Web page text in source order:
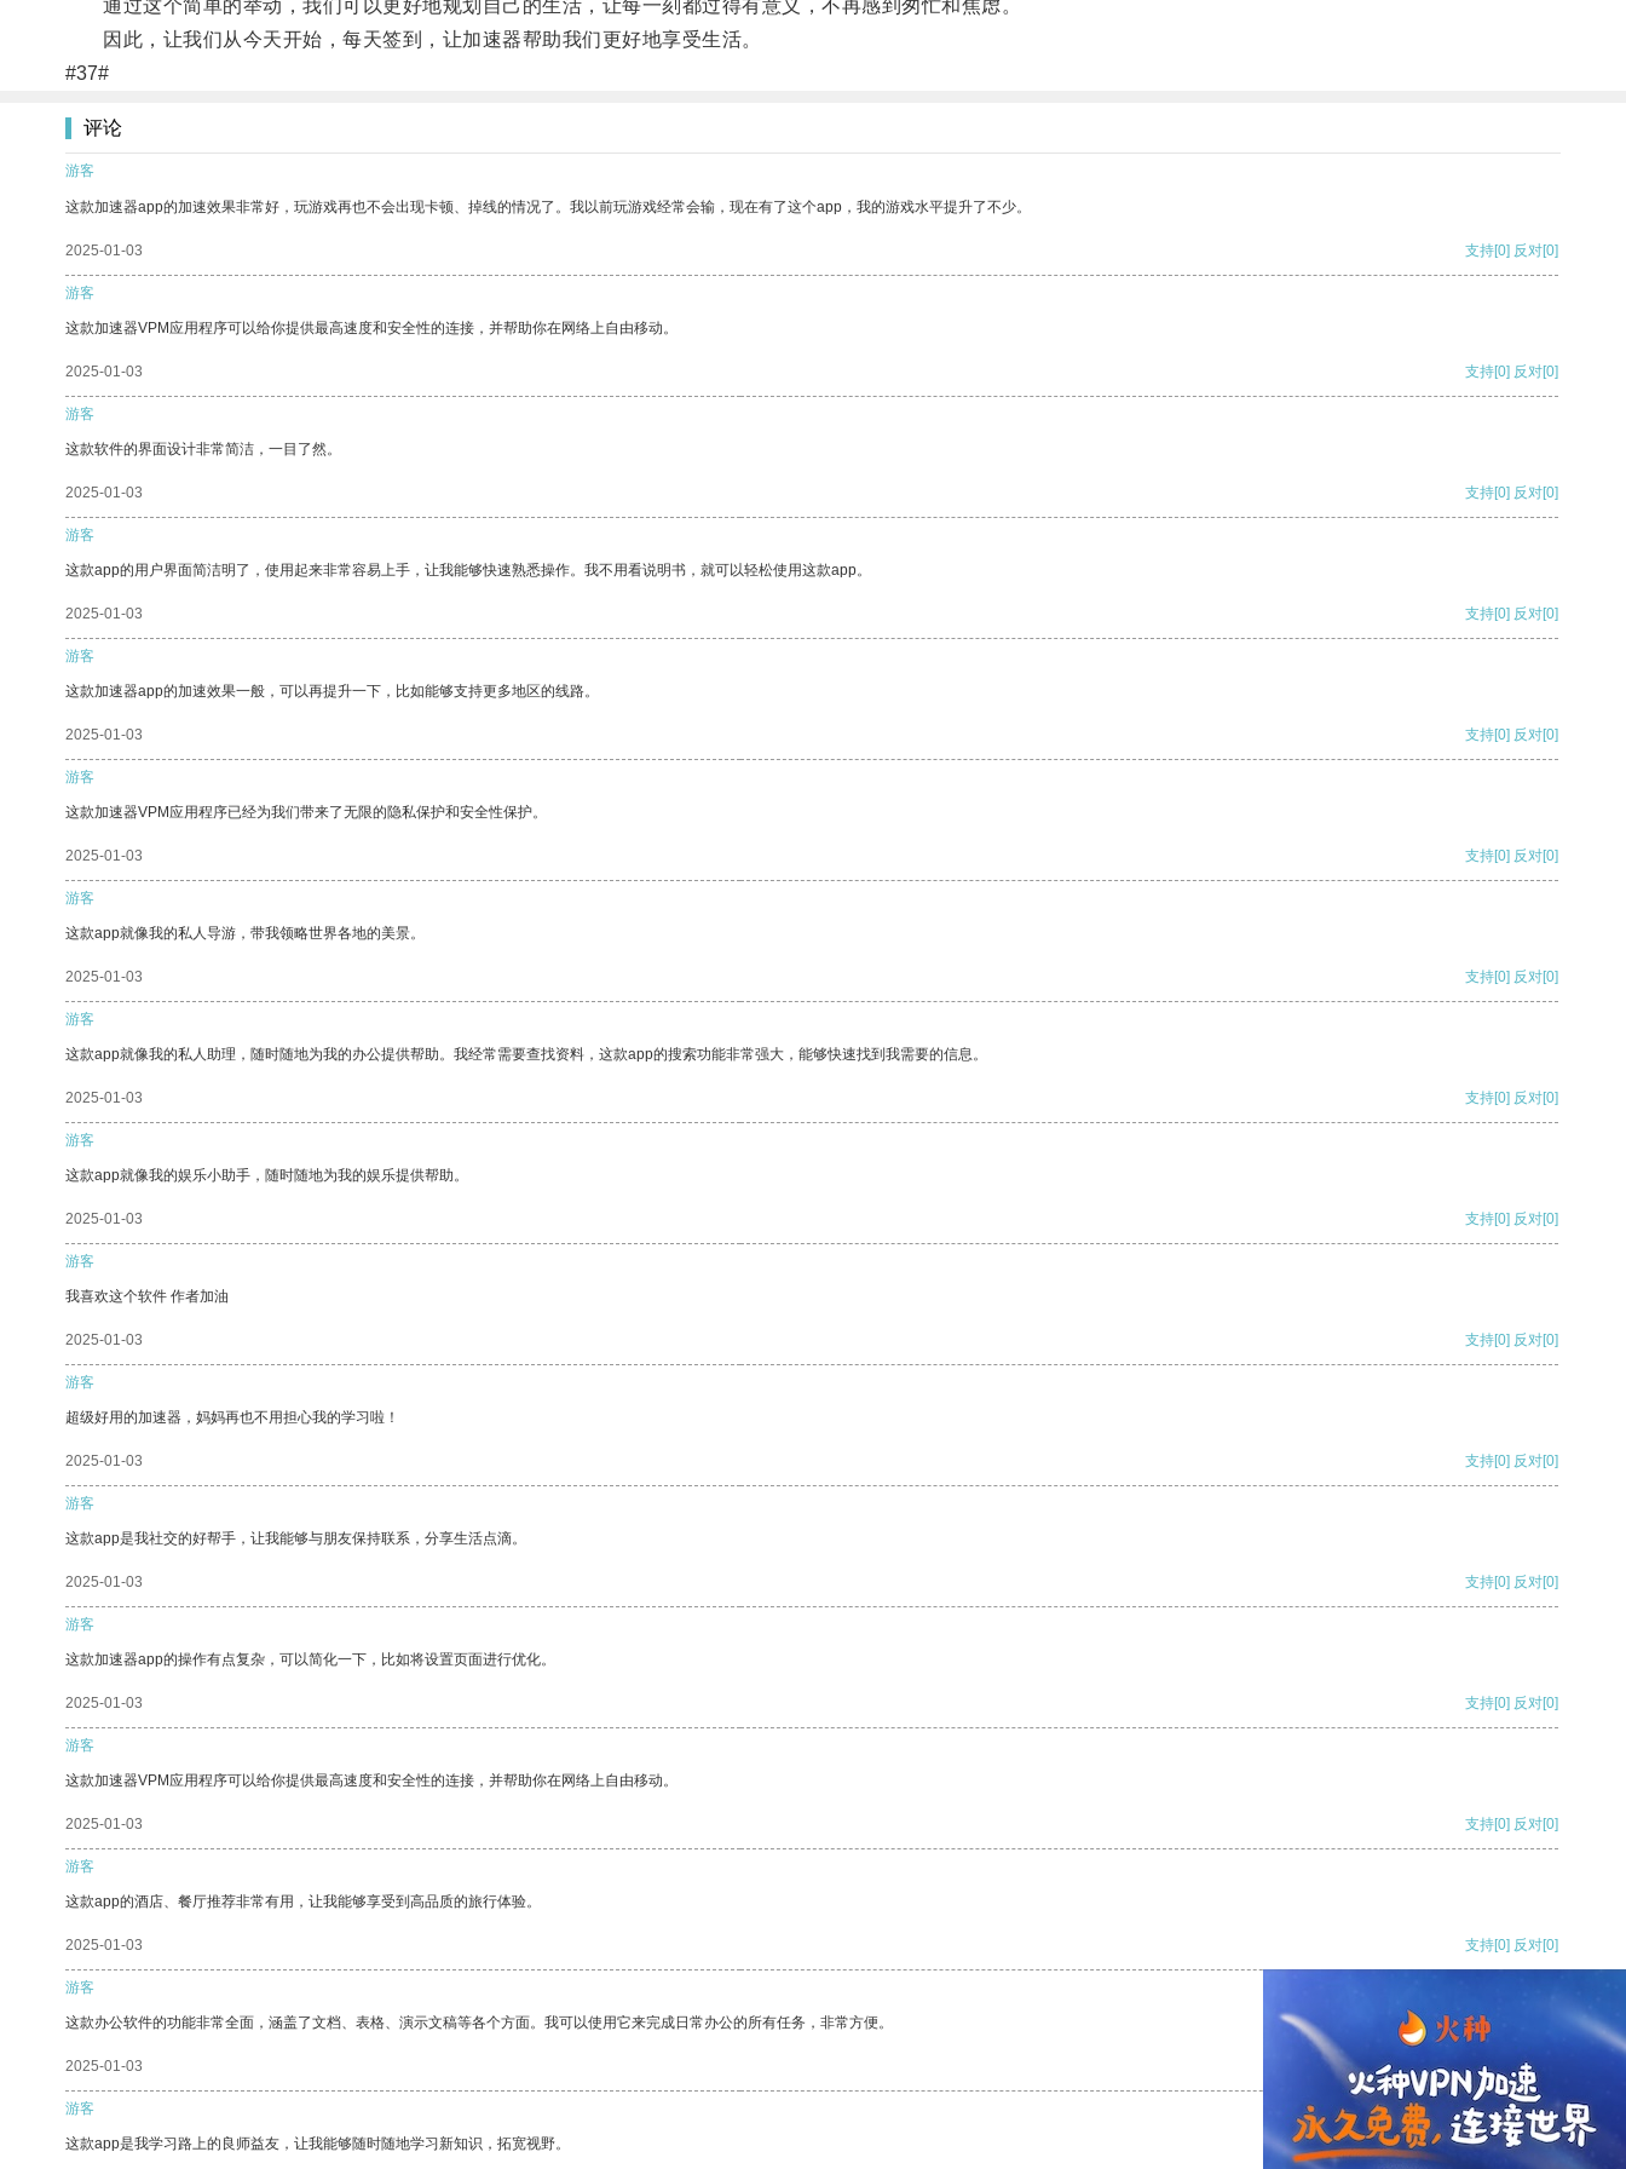
通过这个简单的举动，我们可以更好地规划自己的生活，让每一刻都过得有意义，不再感到匆忙和焦虑。
因此，让我们从今天开始，每天签到，让加速器帮助我们更好地享受生活。
#37#
评论
游客
这款加速器app的加速效果非常好，玩游戏再也不会出现卡顿、掉线的情况了。我以前玩游戏经常会输，现在有了这个app，我的游戏水平提升了不少。
2025-01-03 支持[0] 反对[0]
游客
这款加速器VPM应用程序可以给你提供最高速度和安全性的连接，并帮助你在网络上自由移动。
2025-01-03 支持[0] 反对[0]
游客
这款软件的界面设计非常简洁，一目了然。
2025-01-03 支持[0] 反对[0]
游客
这款app的用户界面简洁明了，使用起来非常容易上手，让我能够快速熟悉操作。我不用看说明书，就可以轻松使用这款app。
2025-01-03 支持[0] 反对[0]
游客
这款加速器app的加速效果一般，可以再提升一下，比如能够支持更多地区的线路。
2025-01-03 支持[0] 反对[0]
游客
这款加速器VPM应用程序已经为我们带来了无限的隐私保护和安全性保护。
2025-01-03 支持[0] 反对[0]
游客
这款app就像我的私人导游，带我领略世界各地的美景。
2025-01-03 支持[0] 反对[0]
游客
这款app就像我的私人助理，随时随地为我的办公提供帮助。我经常需要查找资料，这款app的搜索功能非常强大，能够快速找到我需要的信息。
2025-01-03 支持[0] 反对[0]
游客
这款app就像我的娱乐小助手，随时随地为我的娱乐提供帮助。
2025-01-03 支持[0] 反对[0]
游客
我喜欢这个软件 作者加油
2025-01-03 支持[0] 反对[0]
游客
超级好用的加速器，妈妈再也不用担心我的学习啦！
2025-01-03 支持[0] 反对[0]
游客
这款app是我社交的好帮手，让我能够与朋友保持联系，分享生活点滴。
2025-01-03 支持[0] 反对[0]
游客
这款加速器app的操作有点复杂，可以简化一下，比如将设置页面进行优化。
2025-01-03 支持[0] 反对[0]
游客
这款加速器VPM应用程序可以给你提供最高速度和安全性的连接，并帮助你在网络上自由移动。
2025-01-03 支持[0] 反对[0]
游客
这款app的酒店、餐厅推荐非常有用，让我能够享受到高品质的旅行体验。
2025-01-03 支持[0] 反对[0]
游客
这款办公软件的功能非常全面，涵盖了文档、表格、演示文稿等各个方面。我可以使用它来完成日常办公的所有任务，非常方便。
2025-01-03 支持 反对
游客
这款app是我学习路上的良师益友，让我能够随时随地学习新知识，拓宽视野。